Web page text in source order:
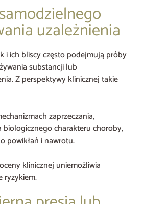
uzależnienia
i ich bliscy często podejmują próby
substancji lub
Z perspektywy klinicznej takie
zaprzeczania,
biologicznego charakteru choroby,
powikłań i nawrotu.
klinicznej uniemożliwia
ryzykiem.